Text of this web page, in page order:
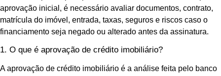
aprovação inicial, é necessário avaliar documentos, contrato,
matrícula do imóvel, entrada, taxas, seguros e riscos caso o
financiamento seja negado ou alterado antes da assinatura.
1. O que é aprovação de crédito imobiliário?
A aprovação de crédito imobiliário é a análise feita pelo banco